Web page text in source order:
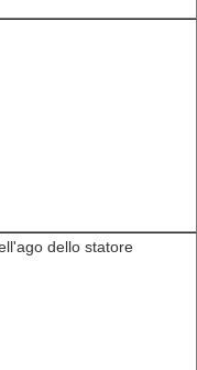
dello statore